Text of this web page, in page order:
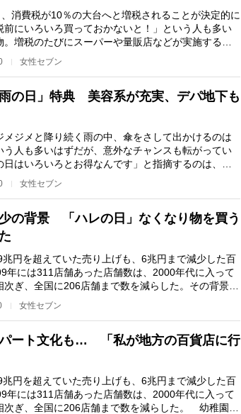
消費税が10％の大台へと増税されることが決定的に
前にいろいろ買っておかないと！」という人も多い
増税のたびにスーパーや量販店などが実施する大
活用…
女性セブン
の日」特典 美容系が充実、デパ地下も
ジメと降り続く雨の中、傘をさして出かけるのは
う人も多いはずだが、意外なチャンスも転がってい
日はいろいろとお得なんです」と指摘するのは、節
の和…
女性セブン
の背景 「ハレの日」なくなり物を買う
円を超えていた売り上げも、6兆円まで減少した百
年には311店舗あった店舗数は、2000年代に入って
次ぎ、全国に206店舗まで数を減らした。その背景に
」が…
女性セブン
ート文化も… 「私が地方の百貨店に行
円を超えていた売り上げも、6兆円まで減少した百
年には311店舗あった店舗数は、2000年代に入って
次ぎ、全国に206店舗まで数を減らした。 幼稚園の